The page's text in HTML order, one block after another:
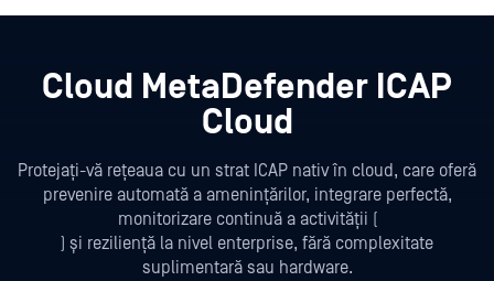
Cloud MetaDefender ICAP
Cloud
Protejați-vă rețeaua cu un strat ICAP nativ în cloud, care oferă
prevenire automată a amenințărilor, integrare perfectă,
monitorizare continuă a activității (
) și reziliență la nivel enterprise, fără complexitate
suplimentară sau hardware.